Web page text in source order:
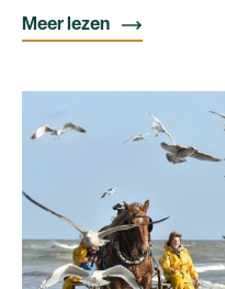
Meer lezen